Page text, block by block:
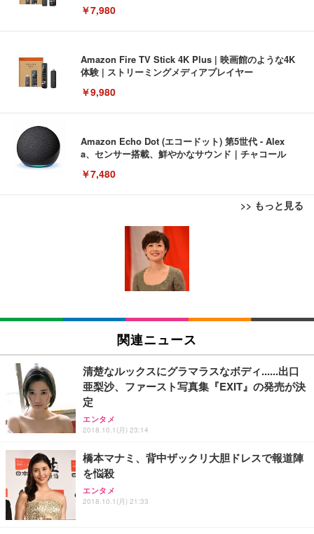
￥7,980
Amazon Fire TV Stick 4K Plus | 映画館のような4K
体験 | ストリーミングメディアプレイヤー
￥9,980
Amazon Echo Dot (エコードット) 第5世代 - Alex
a、センサー搭載、鮮やかなサウンド｜チャコール
￥7,480
>> もっと見る
[EdoErgo] オフィスチェア 椅子 テレワーク 疲れな
い 跳ね上げ式アームレスト コンパクト 約105度ロッ
キング pc 事務椅子 360度回転 座面昇降 強化ナイロ
ン樹脂ベース 通気性メッシュ 在宅ワーク H-WY01
(黒網+黒枠+黒足)
SIHOO B100 オフィスチェア／デスクチェア メッシ
ュチェア 人間工学 疲れない ブラック
￥27,999
Sezlife オフィスチェア デスクチェア 疲れない テレ
ワーク チェア 強化バックレスト 30度ロッキング機
能 人間工学 椅子 腰サポート 90度跳ね上げ式アーム
レスト 3Dヘッドレスト ハンガー付き 高反発クッシ
務用 おしゃれ パソコンチェア (ブラック)
Sezlife オフィスチェア デスクチェア 疲れない テレ
ワーク チェア 強化バックレスト 30度ロッキング機
能 人間工学 椅子 腰サポート 90度跳ね上げ式アーム
EIZO ビジネス向けプレミアムモニター | FlexScan
EV3240X-WT | 31.5型4K UHD・USB Type-C・ホワ
EIZO ビジネス向けプレミアムモニター | FlexScan
￥109,572
【純正品】27"ゲーミングモニター DualSense 充電
フック付き（CFI-ZDM1J）
￥49,979
【整備済み品】Dell E2724HS 27インチ 液晶モニタ
ー フルHD（1920×1080）VA 非光沢 HDMI/DisplayP
ort/VGA スピーカー内蔵 高さ調整 スイベル VESA対
Amazonベーシック ペットシーツ 薄型 レギュラー 1
回使い捨て 無香料 ホワイト 300枚
Amazonベーシック ペットシーツ 厚型 ワイド 42枚
x2袋(84枚) ホワイト(吸収面:ライトブルー)
￥3,234
ネオ・ルーライフ ネオ・オムツ L 中型犬用 26枚入
り 単品
￥1,800
Smart Basic(スマートベーシック) 【Amazon.co.jp
限定】 Smart Basic アイリスオーヤマ ペットシーツ
超厚型 お徳用 ワイド 100枚入 (x 1) (ケース販売)
関連ニュース
清楚なルックスにグラマラスなボディ......出口
亜梨沙、ファースト写真集『EXIT』の発売が決
定
エンタメ
2018.10.1(月) 23:14
橋本マナミ、背中ザックリ大胆ドレスで報道陣
を悩殺
エンタメ
2018.10.1(月) 21:33